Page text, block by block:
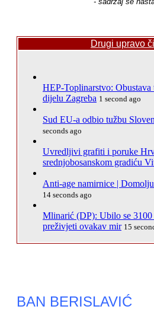
Drugi upravo
HEP-Toplinarstvo: Obustava
dijelu Zagreba 1 second ago
Sud EU-a odbio tužbu
seconds ago
Uvredljivi grafiti i poruke
srednjobosanskom gradiću
Anti-age namirnice |
14 seconds ago
Mlinarić (DP): Ubilo se
preživjeti ovakav mir 15
BAN BERISLAVIĆ